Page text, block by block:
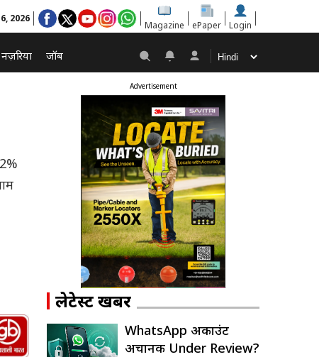
2026
Magazine ePaper Login
नज़रिया जॉब
Advertisement
लेटेस्ट खबरें
WhatsApp अकाउंट
अचानक Under Review?